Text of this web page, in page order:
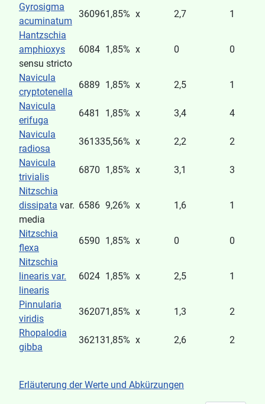
Gyrosigma
acuminatum
360961,85% x 2,7
1
Hantzschia
amphioxys
sensu stricto
6084 1,85% x 0 0
Navicula
cryptotenella
6889 1,85% x 2,5
1
Navicula
erifuga
6481 1,85% x 3,4
4
Navicula
radiosa
361335,56% x 2,2
2
Navicula
trivialis
6870 1,85% x 3,1
3
Nitzschia
dissipata var.
media
6586 9,26% x 1,6 1
Nitzschia
flexa
6590 1,85% x 0
0
Nitzschia
linearis var.
linearis
6024 1,85% x 2,5 1
Pinnularia
viridis
362071,85% x 1,3
2
Rhopalodia
gibba
362131,85% x 2,6 2
Erläuterung der Werte und Abkürzungen